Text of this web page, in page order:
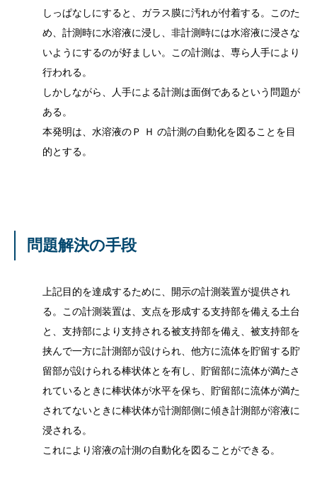
しっぱなしにすると、ガラス膜に汚れが付着する。このた
め、計測時に水溶液に浸し、非計測時には水溶液に浸さな
いようにするのが好ましい。この計測は、専ら人手により
行われる。
しかしながら、人手による計測は面倒であるという問題が
ある。
本発明は、水溶液のＰ Ｈ の計測の自動化を図ることを目
的とする。
問題解決の手段
上記目的を達成するために、開示の計測装置が提供され
る。この計測装置は、支点を形成する支持部を備える土台
と、支持部により支持される被支持部を備え、被支持部を
挟んで一方に計測部が設けられ、他方に流体を貯留する貯
留部が設けられる棒状体とを有し、貯留部に流体が満たさ
れているときに棒状体が水平を保ち、貯留部に流体が満た
されてないときに棒状体が計測部側に傾き計測部が溶液に
浸される。
これにより溶液の計測の自動化を図ることができる。